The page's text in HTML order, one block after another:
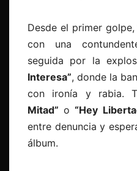
Desde el primer golpe,
con una
seguida por la
Interesa”, donde la
con ironía y rabia.
Mitad” o“Hey
entre denuncia y
álbum.